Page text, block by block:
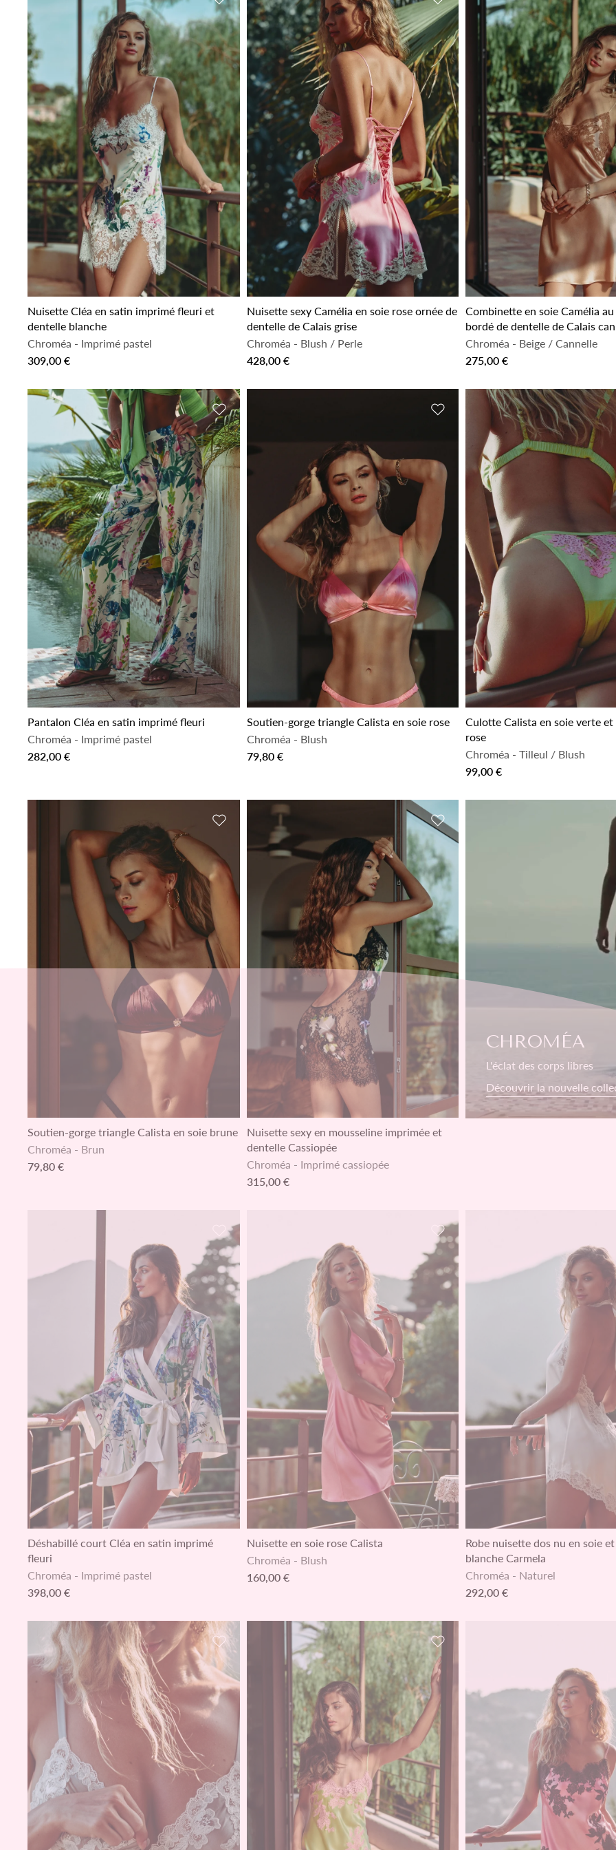
Nuisette Cléa en satin imprimé fleuri et
dentelle blanche
Chroméa - Imprimé pastel
309,00 €
Nuisette sexy Camélia en soie rose ornée de
dentelle de Calais grise
Chroméa - Blush / Perle
428,00 €
Combinette en soie Camélia
bordé de dentelle de Calais
Chroméa - Beige / Cannelle
275,00 €
Ajouter à la liste de souhaits
Pantalon Cléa en satin imprimé fleuri
Chroméa - Imprimé pastel
282,00 €
Ajouter à la liste de souhaits
Soutien-gorge triangle Calista en soie rose
Chroméa - Blush
79,80 €
Culotte Calista en soie verte
rose
Chroméa - Tilleul / Blush
99,00 €
Ajouter à la liste de souhaits
Soutien-gorge triangle Calista en soie brune
Chroméa - Brun
79,80 €
Ajouter à la liste de souhaits
Nuisette sexy en mousseline imprimée et
dentelle Cassiopée
Chroméa - Imprimé cassiopée
315,00 €
CHROMÉA
L'éclat des corps libres
Découvrir la nouvelle
Ajouter à la liste de souhaits
Déshabillé court Cléa en satin imprimé
fleuri
Chroméa - Imprimé pastel
398,00 €
Ajouter à la liste de souhaits
Nuisette en soie rose Calista
Chroméa - Blush
160,00 €
Robe nuisette dos nu en soie
blanche Carmela
Chroméa - Naturel
292,00 €
Ajouter à la liste de souhaits Ajouter à la liste de souhaits